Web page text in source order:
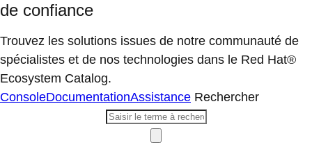
de confiance
Trouvez les solutions issues de notre communauté de
spécialistes et de nos technologies dans le Red Hat®
Ecosystem Catalog.
ConsoleDocumentationAssistance Rechercher